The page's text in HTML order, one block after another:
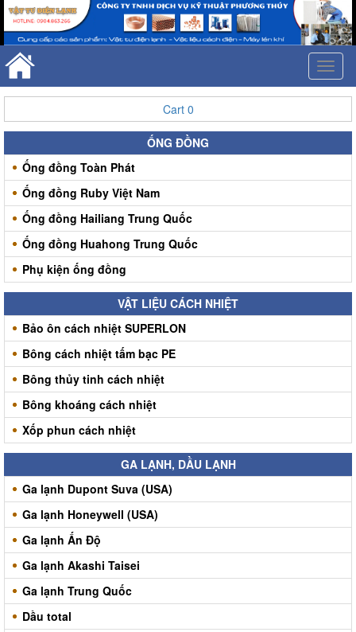
Cart 0
ỐNG ĐỒNG
Ống đồng Toàn Phát
Ống đồng Ruby Việt Nam
Ống đồng Hailiang Trung Quốc
Ống đồng Huahong Trung Quốc
Phụ kiện ống đồng
VẬT LIỆU CÁCH NHIỆT
Bảo ôn cách nhiệt SUPERLON
Bông cách nhiệt tấm bạc PE
Bông thủy tinh cách nhiệt
Bông khoáng cách nhiệt
Xốp phun cách nhiệt
GA LẠNH, DẦU LẠNH
Ga lạnh Dupont Suva (USA)
Ga lạnh Honeywell (USA)
Ga lạnh Ấn Độ
Ga lạnh Akashi Taisei
Ga lạnh Trung Quốc
Dầu total